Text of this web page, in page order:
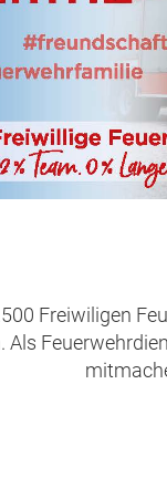
Freiwiligen
Als